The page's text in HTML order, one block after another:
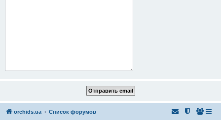
orchids.ua Список форумов